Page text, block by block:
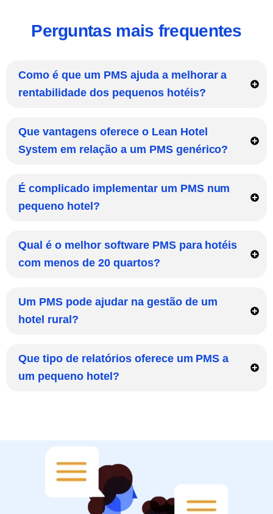
Perguntas mais frequentes
Como é que um PMS ajuda a melhorar a
rentabilidade dos pequenos hotéis?
Que vantagens oferece o Lean Hotel
System em relação a um PMS genérico?
É complicado implementar um PMS num
pequeno hotel?
Qual é o melhor software PMS para hotéis
com menos de 20 quartos?
Um PMS pode ajudar na gestão de um
hotel rural?
Que tipo de relatórios oferece um PMS a
um pequeno hotel?